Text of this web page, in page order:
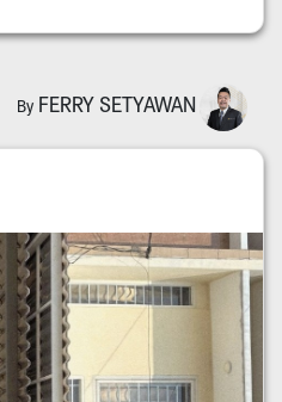
By FERRY SETYAWAN